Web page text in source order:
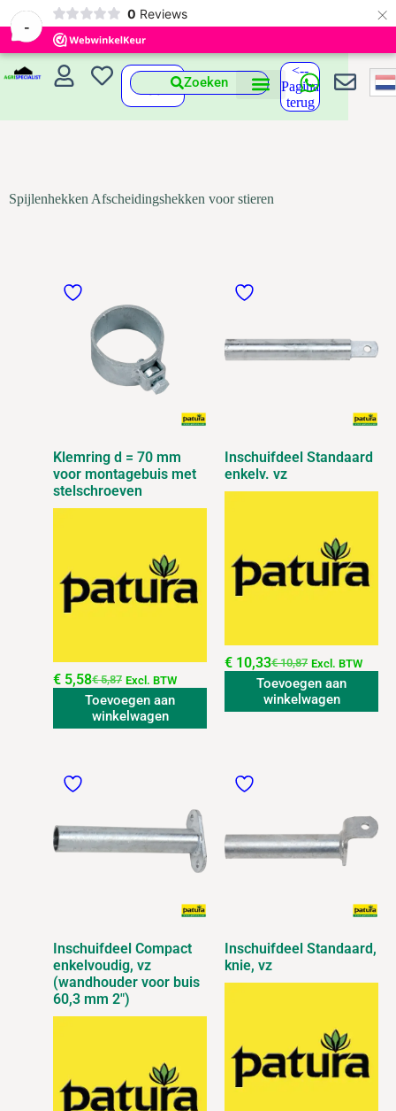
-
0 Reviews ×
Zoeken
<--
Pagina
terug
Spijlenhekken Afscheidingshekken voor stieren
Klemring d = 70 mm
voor montagebuis met
stelschroeven
€5,87
€ 5,58 Excl. BTW
Toevoegen aan
winkelwagen
Inschuifdeel Standaard
enkelv. vz
€10,87
€ 10,33 Excl. BTW
Toevoegen aan
winkelwagen
Inschuifdeel Compact
enkelvoudig, vz
(wandhouder voor buis
60,3 mm 2″)
Inschuifdeel Standaard,
knie, vz